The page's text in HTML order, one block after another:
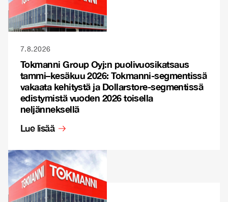
7.8.2026
Tokmanni Group Oyj:n puolivuosikatsaus
tammi–kesäkuu 2026: Tokmanni-segmentissä
vakaata kehitystä ja Dollarstore-segmentissä
edistymistä vuoden 2026 toisella
neljänneksellä
Lue lisää